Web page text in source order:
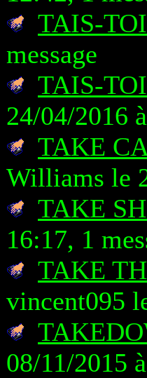
TAIS-
message
TAIS-
24/04/2016
TAKE
Williams le
TAKE
16:17, 1
TAKE
vincent095
08/11/2015